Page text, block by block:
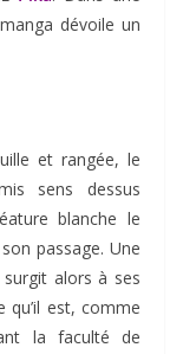
dévoile un
et rangée, le
sens dessus
blanche le
passage. Une
surgit alors à ses
est, comme
la faculté de